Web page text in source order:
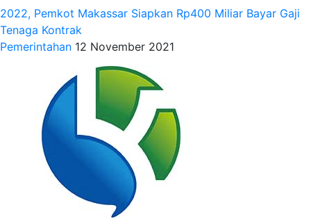
2022, Pemkot Makassar Siapkan Rp400 Miliar Bayar Gaji
Tenaga Kontrak
Pemerintahan 12 November 2021